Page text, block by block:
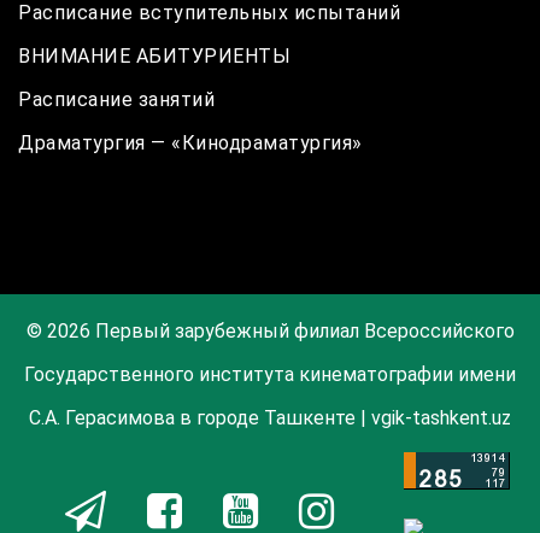
Расписание вступительных испытаний
ВНИМАНИЕ АБИТУРИЕНТЫ
Расписание занятий
Драматургия — «Кинодраматургия»
© 2026 Первый зарубежный филиал Всероссийского
Государственного института кинематографии имени
С.А. Герасимова в городе Ташкенте | vgik-tashkent.uz